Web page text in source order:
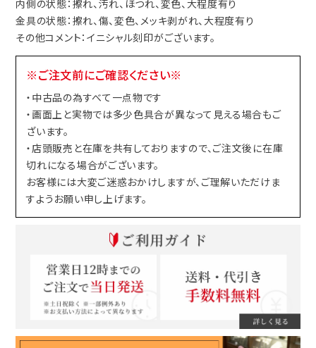
内側の状態：擦れ、汚れ、ほつれ、変色、大程度有り
金具の状態：擦れ、傷、変色、メッキ剥がれ、大程度有り
その他コメント：イニシャル刻印がございます。
※ご注文前にご確認ください※
・中古品の為すべて一点物です
・画面上と実物では多少色具合が異なって見える場合もご
ざいます。
・店頭販売と在庫を共有しておりますので、ご注文後に在庫
切れになる場合がございます。
お客様には大変ご迷惑おかけしますが、ご理解いただけま
すようお願い申し上げます。